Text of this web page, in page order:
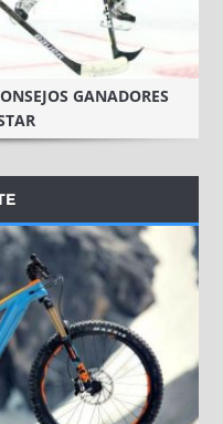
GANADORES